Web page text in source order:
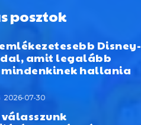
posztok
Disney-
amit legalább
mindenkinek hallania
2026-07-30